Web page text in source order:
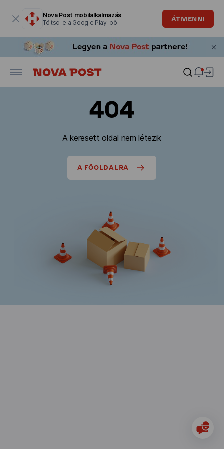
Nova Post mobilalkalmazás
Töltsd le a Google Play-ből
ÁTMENNI
404
A keresett oldal nem létezik
A FŐOLDALRA